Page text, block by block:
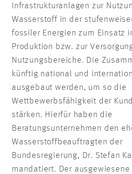
Infrastrukturanlagen zur
Wasserstoff in der
fossiler Energien zum Einsatz
Produktion bzw. zur
Nutzungsbereiche. Die
künftig national und
ausgebaut werden, um so die
Wettbewerbsfähigkeit der
stärken. Hierfür haben die
Beratungsunternehmen den
Wasserstoffbeauftragten der
Bundesregierung, Dr. Stefan
mandatiert. Der ausgewiesene